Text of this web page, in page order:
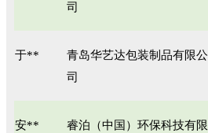
司
于**
青岛华艺达包装制品有限公
司
安**
睿泊（中国）环保科技有限